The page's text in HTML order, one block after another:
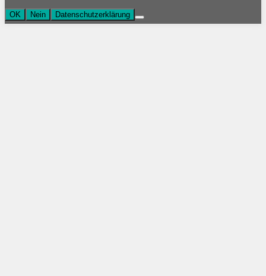
OK Nein Datenschutzerklärung